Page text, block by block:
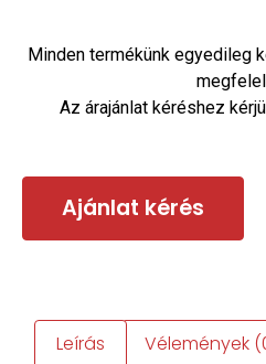
Minden termékünk egyedileg
Az árajánlat kéréshez
Ajánlat kérés
Leírás Vélemények